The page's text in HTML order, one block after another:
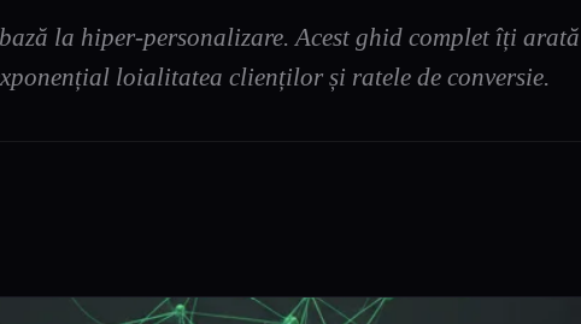
la hiper-personalizare. Acest ghid complet îți
loialitatea clienților și ratele de conversie.